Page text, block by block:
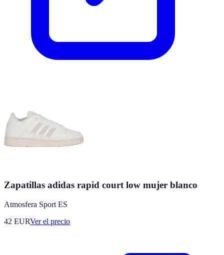
Zapatillas adidas rapid court low mujer blanco
Atmosfera Sport ES
42 EURVer el precio